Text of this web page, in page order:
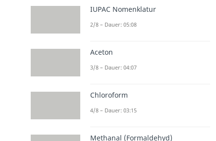
IUPAC Nomenklatur
2/8 – Dauer: 05:08
Aceton
3/8 – Dauer: 04:07
Chloroform
4/8 – Dauer: 03:15
Methanal (Formaldehyd)